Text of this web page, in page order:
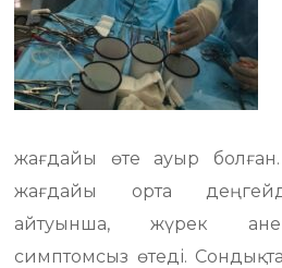
жағдайы өте ауыр болған.
жағдайы орта
айтуынша, жүрек
симптомсыз өтеді.